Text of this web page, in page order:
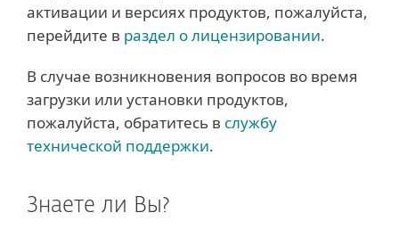
активации и версиях продуктов, пожалуйста,
перейдите в раздел о лицензировании.
В случае возникновения вопросов во время
загрузки или установки продуктов,
пожалуйста, обратитесь в службу
технической поддержки.
Знаете ли Вы?